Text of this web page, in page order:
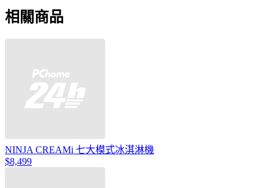
相關商品
NINJA CREAMi 七大模式冰淇淋機
$8,499